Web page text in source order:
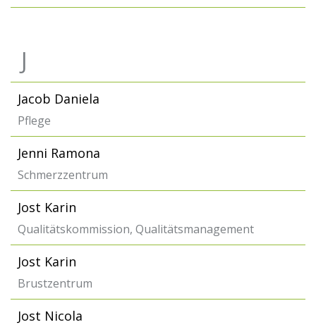
J
Jacob Daniela
Pflege
Jenni Ramona
Schmerzzentrum
Jost Karin
Qualitätskommission, Qualitätsmanagement
Jost Karin
Brustzentrum
Jost Nicola